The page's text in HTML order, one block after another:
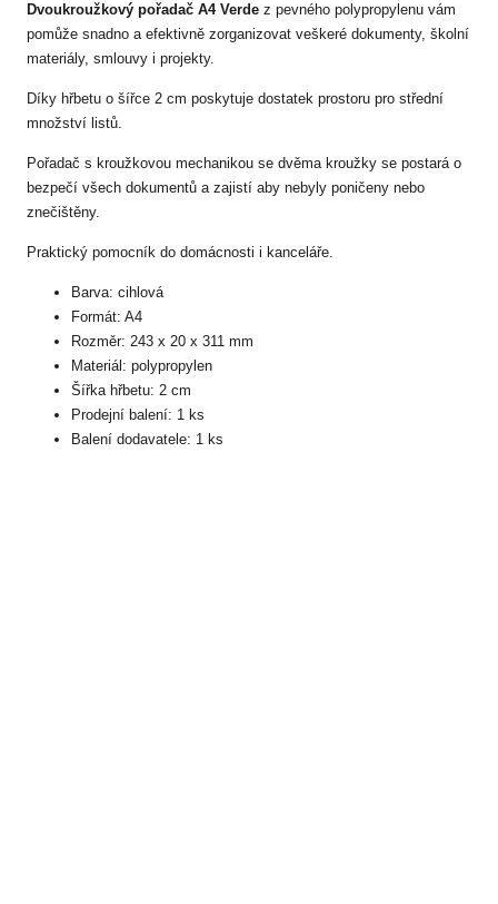
Dvoukroužkový pořadač A4 Verde z pevného polypropylenu vám
pomůže snadno a efektivně zorganizovat veškeré dokumenty, školní
materiály, smlouvy i projekty.
Díky hřbetu o šířce 2 cm poskytuje dostatek prostoru pro střední
množství listů.
Pořadač s kroužkovou mechanikou se dvěma kroužky se postará o
bezpečí všech dokumentů a zajistí aby nebyly poničeny nebo
znečištěny.
Praktický pomocník do domácnosti i kanceláře.
Barva: cihlová
Formát: A4
Rozměr: 243 x 20 x 311 mm
Materiál: polypropylen
Šířka hřbetu: 2 cm
Prodejní balení: 1 ks
Balení dodavatele: 1 ks